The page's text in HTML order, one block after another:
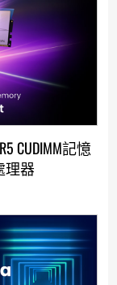
CUDIMM記憶
理器